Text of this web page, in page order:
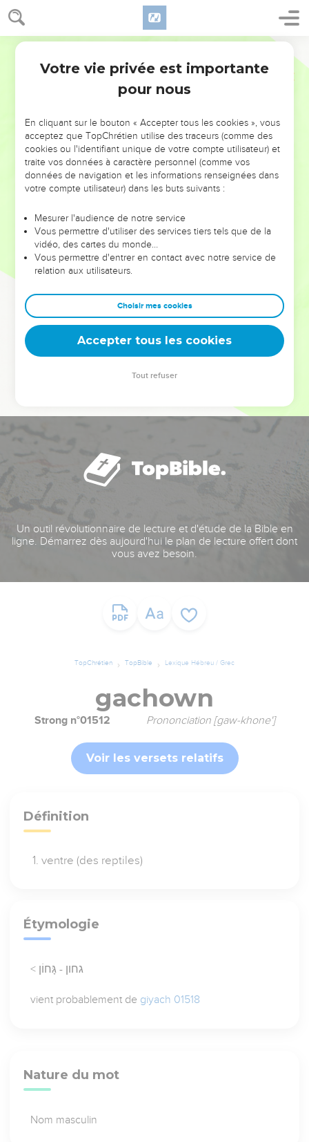
NE MANQUEZ PAS L’ÉVÉNEMENT
DE L’ANNÉE !
ET SI LEURS ERREURS POUVAIENT VOUS ÉVITER LES
VOTRES ?
leur foi ou leur vision. Mais on voit moins les doutes, les erreurs
et les saisons difficiles qu'ils ont traversés, alors même que ce
sont elles qui les ont façonnés.
Dans cette conférence, leaders, entrepreneurs, et responsables
clés pour avancer avec plus de sagesse afin que leurs erreurs
deviennent vos tremplins. Que vous guidiez un ministère, une
équipe, un groupe ou une famille, leur expérience est faite
Un outil révolutionnaire de lecture et d'étude de la Bible en
ligne. Démarrez dès aujourd'hui le plan de lecture offert dont
vous avez besoin.
TopChrétien TopBible Lexique Hébreu / Grec
gachown
Strong n°01512 Prononciation [gaw-khone']
Voir les versets relatifs
Définition
ventre (des reptiles)
Étymologie
< גחון - גָּחוֹן
vient probablement de giyach 01518
Nature du mot
Nom masculin
Votre vie privée est importante
pour nous
En cliquant sur le bouton « Accepter tous les cookies », vous
acceptez que TopChrétien utilise des traceurs (comme des
cookies ou l'identifiant unique de votre compte utilisateur) et
traite vos données à caractère personnel (comme vos
données de navigation et les informations renseignées dans
votre compte utilisateur) dans les buts suivants :
Mesurer l'audience de notre service
Vous permettre d'utiliser des services tiers tels que de la
vidéo, des cartes du monde…
Vous permettre d'entrer en contact avec notre service de
relation aux utilisateurs.
Choisir mes cookies
Accepter tous les cookies
Tout refuser